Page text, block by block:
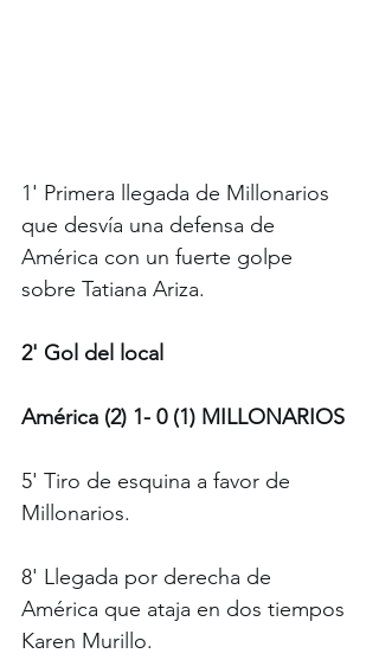
1' Primera llegada de Millonarios
que desvía una defensa de
América con un fuerte golpe
sobre Tatiana Ariza.
2' Gol del local
América (2) 1- 0 (1) MILLONARIOS
5' Tiro de esquina a favor de
Millonarios.
8' Llegada por derecha de
América que ataja en dos tiempos
Karen Murillo.